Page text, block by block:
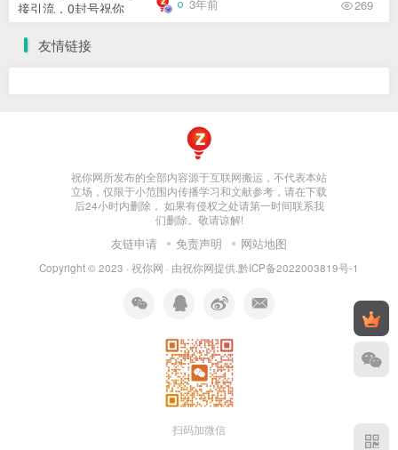
3年前 269
友情链接
祝你网所发布的全部内容源于互联网搬运，不代表本站
立场，仅限于小范围内传播学习和文献参考，请在下载
后24小时内删除， 如果有侵权之处请第一时间联系我
们删除。敬请谅解!
友链申请 免责声明 网站地图
Copyright © 2023 · 祝你网 · 由祝你网提供.黔ICP备2022003819号-1
扫码加微信